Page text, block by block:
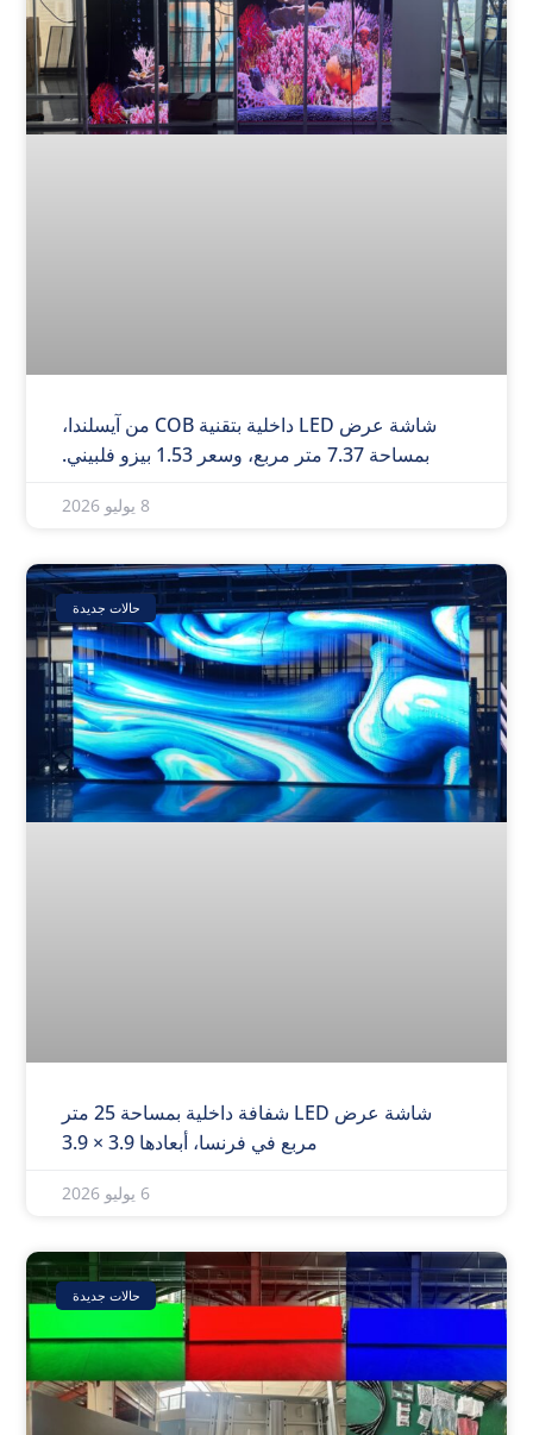
شاشة عرض LED داخلية بتقنية COB من آيسلندا،
بمساحة 7.37 متر مربع، وسعر 1.53 بيزو فلبيني.
8 يوليو 2026
حالات جديدة
شاشة عرض LED شفافة داخلية بمساحة 25 متر
مربع في فرنسا، أبعادها 3.9 × 3.9
6 يوليو 2026
حالات جديدة